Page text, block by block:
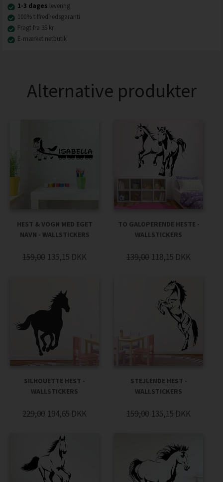
1-3 dages levering
100% tilfredhedsgaranti
Fragt fra 35 kr
E-mærket netbutik
Alternative produkter
HEST & VOGN MED EGET
NAVN - WALLSTICKERS
159,00 135,15 DKK
TO GALOPERENDE HESTE -
WALLSTICKERS
139,00 118,15 DKK
SILHOUETTE HEST -
WALLSTICKERS
229,00 194,65 DKK
STEJLENDE HEST -
WALLSTICKERS
159,00 135,15 DKK